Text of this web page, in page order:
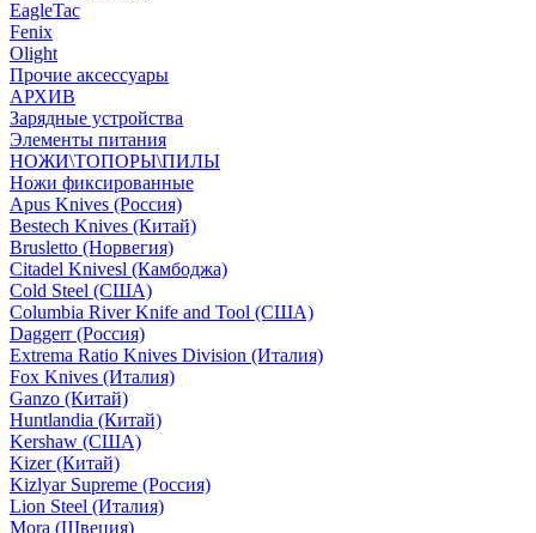
EagleTac
Fenix
Olight
Прочие аксессуары
АРХИВ
Зарядные устройства
Элементы питания
НОЖИ\ТОПОРЫ\ПИЛЫ
Ножи фиксированные
Apus Knives (Россия)
Bestech Knives (Китай)
Brusletto (Норвегия)
Citadel Knivesl (Камбоджа)
Cold Steel (США)
Columbia River Knife and Tool (США)
Daggerr (Россия)
Extrema Ratio Knives Division (Италия)
Fox Knives (Италия)
Ganzo (Китай)
Huntlandia (Китай)
Kershaw (США)
Kizer (Китай)
Kizlyar Supreme (Россия)
Lion Steel (Италия)
Mora (Швеция)